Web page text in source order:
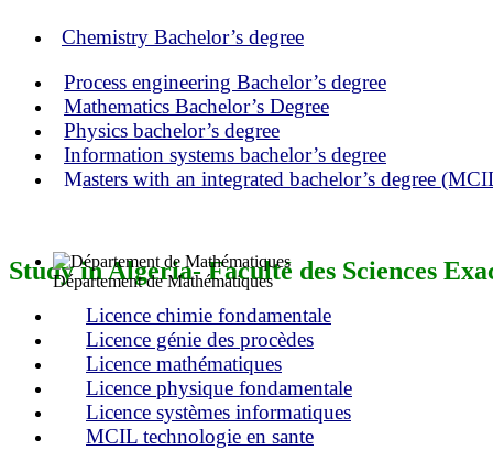
Département de Mathématiques
Chemistry Bachelor’s degree
Process engineering Bachelor’s degree
Mathematics Bachelor’s Degree
Physics bachelor’s degree
Information systems bachelor’s degree
Masters with an integrated bachelor’s degree
Study in Algeria- Faculté des Sciences
Licence chimie fondamentale
Licence génie des procèdes
Licence mathématiques
Licence physique fondamentale
Licence systèmes informatiques
MCIL technologie en sante